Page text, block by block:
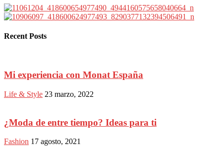
Recent Posts
Mi experiencia con Monat España
Life & Style 23 marzo, 2022
¿Moda de entre tiempo? Ideas para ti
Fashion 17 agosto, 2021